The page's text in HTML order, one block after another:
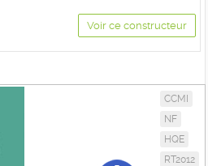
Voir ce constructeur
CCMI
NF
HQE
RT2012